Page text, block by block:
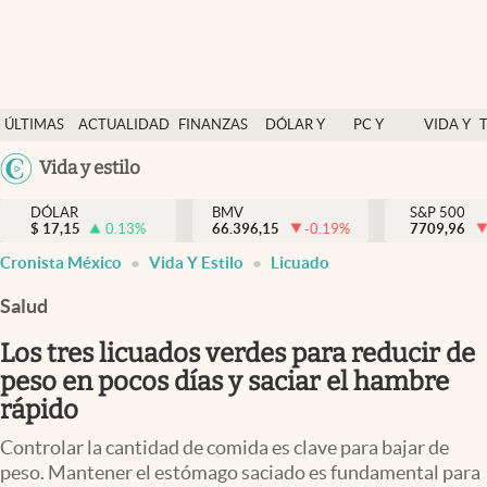
ÚLTIMAS
NOTICIAS
ACTUALIDAD
FINANZAS
DÓLAR Y
PC Y
VIDA Y
México
Vida y estilo
Actualidad
Finanzas y economía
Dólar y mercados
Pc y celular
Vida y estilo
Tv
DÓLAR
$ 17,15 0.13%
BMV
66.396,15
-0.19%
S&P 500
7709,96
Cronista México Vida Y Estilo Licuado
Salud
Los tres licuados verdes para reducir de
peso en pocos días y saciar el hambre
rápido
Controlar la cantidad de comida es clave para bajar de
peso. Mantener el estómago saciado es fundamental para